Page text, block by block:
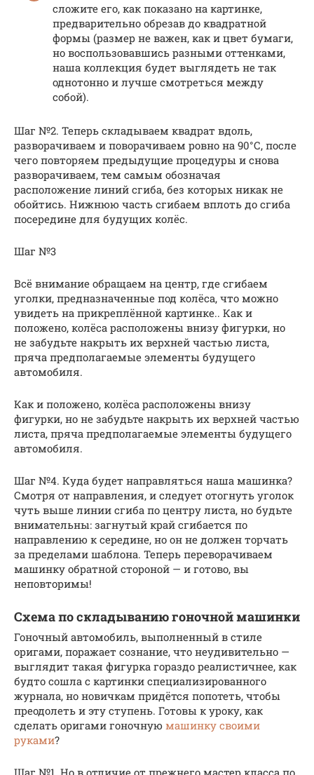
сложите его, как показано на картинке,
предварительно обрезав до квадратной
формы (размер не важен, как и цвет бумаги,
но воспользовавшись разными оттенками,
наша коллекция будет выглядеть не так
однотонно и лучше смотреться между
собой).
Шаг №2. Теперь складываем квадрат вдоль,
разворачиваем и поворачиваем ровно на 90°С, после
чего повторяем предыдущие процедуры и снова
разворачиваем, тем самым обозначая
расположение линий сгиба, без которых никак не
обойтись. Нижнюю часть сгибаем вплоть до сгиба
посередине для будущих колёс.
Шаг №3
Всё внимание обращаем на центр, где сгибаем
уголки, предназначенные под колёса, что можно
увидеть на прикреплённой картинке.. Как и
положено, колёса расположены внизу фигурки, но
не забудьте накрыть их верхней частью листа,
пряча предполагаемые элементы будущего
автомобиля.
Как и положено, колёса расположены внизу
фигурки, но не забудьте накрыть их верхней частью
листа, пряча предполагаемые элементы будущего
автомобиля.
Шаг №4. Куда будет направляться наша машинка?
Смотря от направления, и следует отогнуть уголок
чуть выше линии сгиба по центру листа, но будьте
внимательны: загнутый край сгибается по
направлению к середине, но он не должен торчать
за пределами шаблона. Теперь переворачиваем
машинку обратной стороной — и готово, вы
неповторимы!
Схема по складыванию гоночной машинки
Гоночный автомобиль, выполненный в стиле
оригами, поражает сознание, что неудивительно —
выглядит такая фигурка гораздо реалистичнее, как
будто сошла с картинки специализированного
журнала, но новичкам придётся попотеть, чтобы
преодолеть и эту ступень. Готовы к уроку, как
сделать оригами гоночную машинку своими
руками?
Шаг №1. Но в отличие от прежнего мастер класса по